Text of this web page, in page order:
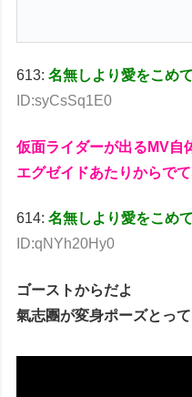
613:名無しより愛をこめて
ID:syCsSq1E0
仮面ライダーが出るMV自
エグゼイドあたりからで
614:名無しより愛をこめて
ID:qNYh20Hy0
ゴーストからだよ
氣志團が変身ポーズとっ